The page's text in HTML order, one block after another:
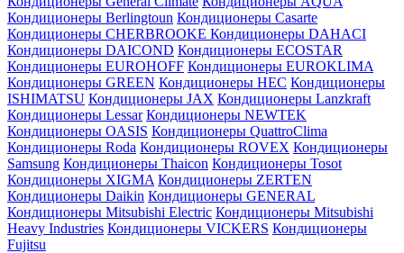
Кондиционеры Berlingtoun Кондиционеры Casarte
Кондиционеры CHERBROOKE Кондиционеры DAHACI
Кондиционеры DAICOND Кондиционеры ECOSTAR
Кондиционеры EUROHOFF Кондиционеры EUROKLIMA
Кондиционеры GREEN Кондиционеры HEC Кондиционеры
ISHIMATSU Кондиционеры JAX Кондиционеры Lanzkraft
Кондиционеры Lessar Кондиционеры NEWTEK
Кондиционеры OASIS Кондиционеры QuattroClima
Кондиционеры Roda Кондиционеры ROVEX Кондиционеры
Samsung Кондиционеры Thaicon Кондиционеры Tosot
Кондиционеры XIGMA Кондиционеры ZERTEN
Кондиционеры Daikin Кондиционеры GENERAL
Кондиционеры Mitsubishi Electric Кондиционеры Mitsubishi
Heavy Industries Кондиционеры VICKERS Кондиционеры
Fujitsu